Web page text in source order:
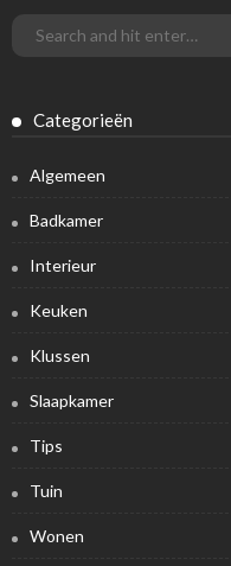
Categorieën
Algemeen
Badkamer
Interieur
Keuken
Klussen
Slaapkamer
Tips
Tuin
Wonen